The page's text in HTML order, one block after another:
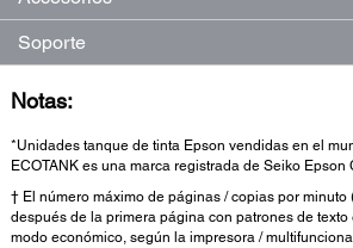
Soporte
Notas:
*Unidades tanque de tinta Epson vendidas en el
ECOTANK es una marca registrada de Seiko Epson
† El número máximo de páginas / copias por minuto
después de la primera página con patrones de
modo económico, según la impresora /